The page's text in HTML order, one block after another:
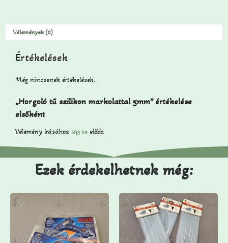
Vélemények (0)
Értékelések
Még nincsenek értékelések.
„Horgoló tű szilikon markolattal 5mm” értékelése
elsőként
Vélemény írásához lépj be előbb.
Ezek érdekelhetnek még: